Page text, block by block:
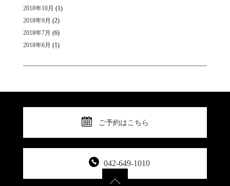
2018年10月 (1)
2018年9月 (2)
2018年7月 (6)
2018年6月 (1)
ご予約はこちら
042-649-1010